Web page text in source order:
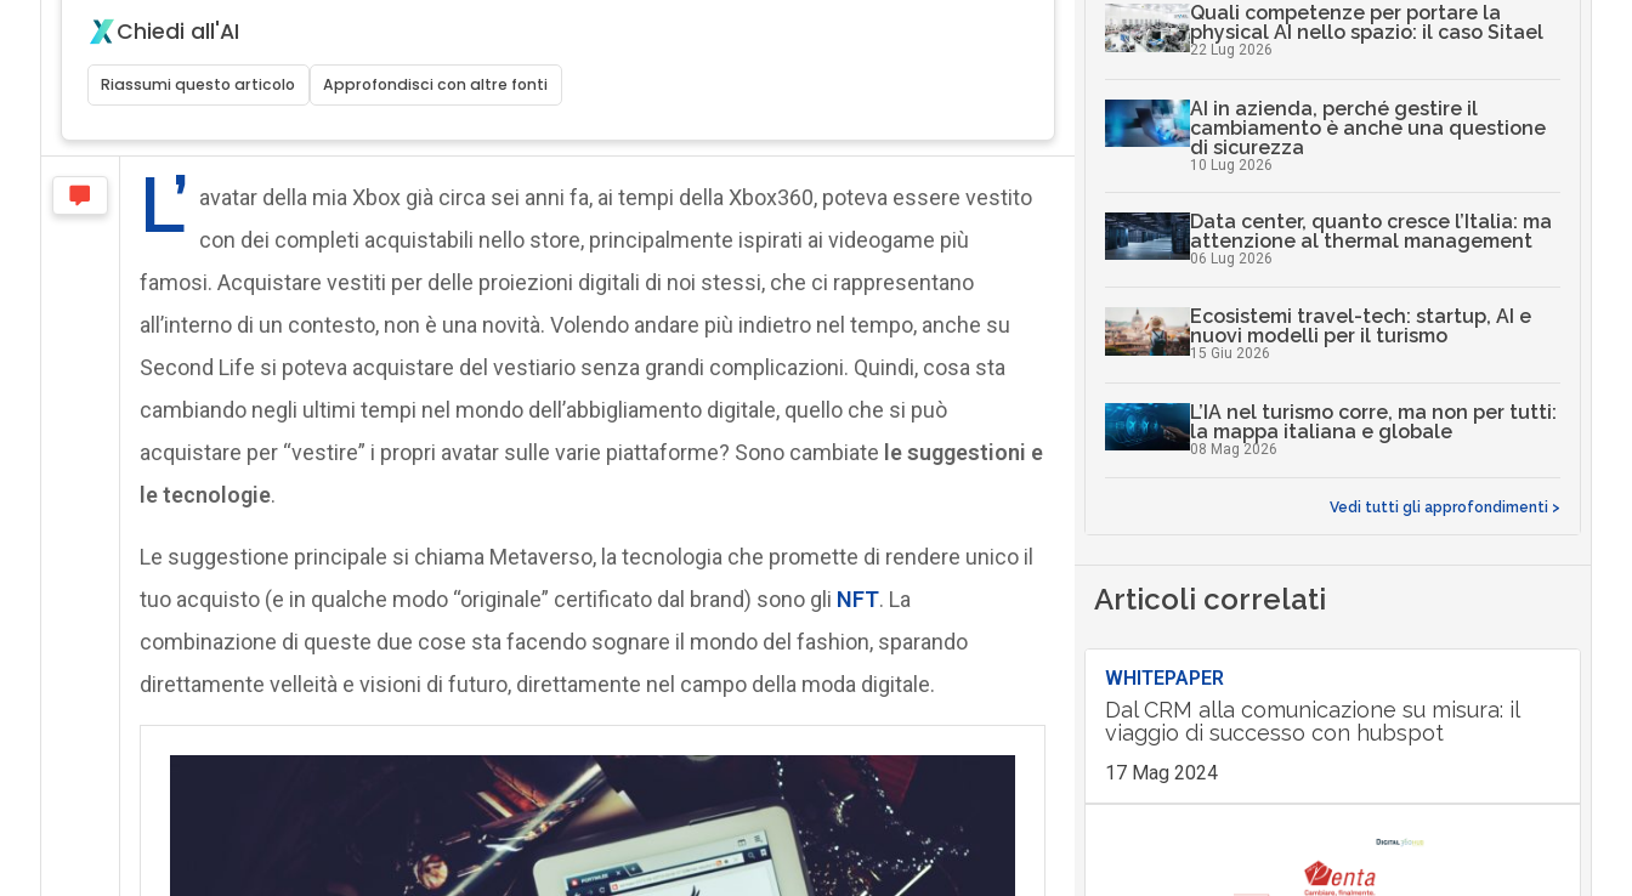
Chiedi all'AI
Riassumi questo articolo Approfondisci con altre fonti
L’ avatar della mia Xbox già circa sei anni fa, ai tempi della Xbox360, poteva essere vestito
con dei completi acquistabili nello store, principalmente ispirati ai videogame più
famosi. Acquistare vestiti per delle proiezioni digitali di noi stessi, che ci rappresentano
all’interno di un contesto, non è una novità. Volendo andare più indietro nel tempo, anche su
Second Life si poteva acquistare del vestiario senza grandi complicazioni. Quindi, cosa sta
cambiando negli ultimi tempi nel mondo dell’abbigliamento digitale, quello che si può
acquistare per “vestire” i propri avatar sulle varie piattaforme? Sono cambiate le suggestioni e
le tecnologie.
Le suggestione principale si chiama Metaverso, la tecnologia che promette di rendere unico il
tuo acquisto (e in qualche modo “originale” certificato dal brand) sono gli NFT. La
combinazione di queste due cose sta facendo sognare il mondo del fashion, sparando
direttamente velleità e visioni di futuro, direttamente nel campo della moda digitale.
Quali competenze per portare la
physical AI nello spazio: il caso Sitael
22 Lug 2026
AI in azienda, perché gestire il
cambiamento è anche una questione
di sicurezza
10 Lug 2026
Data center, quanto cresce l’Italia: ma
attenzione al thermal management
06 Lug 2026
Ecosistemi travel-tech: startup, AI e
nuovi modelli per il turismo
15 Giu 2026
L’IA nel turismo corre, ma non per tutti:
la mappa italiana e globale
08 Mag 2026
Vedi tutti gli approfondimenti >
Articoli correlati
WHITEPAPER
Dal CRM alla comunicazione su misura: il
viaggio di successo con hubspot
17 Mag 2024